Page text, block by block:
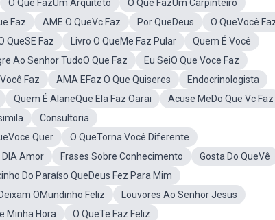
O Que FazUm Arquiteto
O Que FazUm Carpinteiro
Faz AME O QueVc Faz Por QueDeus
O QueVocê
QueSE Faz Livro O QueMe Faz Pular
Quem É Você
Ao Senhor TudoO Que Faz
Eu SeiO Que Voce Faz
Faz AMA EFaz O Que Quiseres
Endocrinologista
Quem É AlaneQue Ela Faz Oarai
Acuse MeDo Que Vc Faz
Consultoria
Quer
O QueTorna Você Diferente
DIA Amor Frases Sobre Conhecimento
Gosta Do QueVê
Do Paraíso QueDeus Fez Para Mim
OMundinho Feliz
Louvores Ao Senhor Jesus
Minha Hora O QueTe Faz Feliz